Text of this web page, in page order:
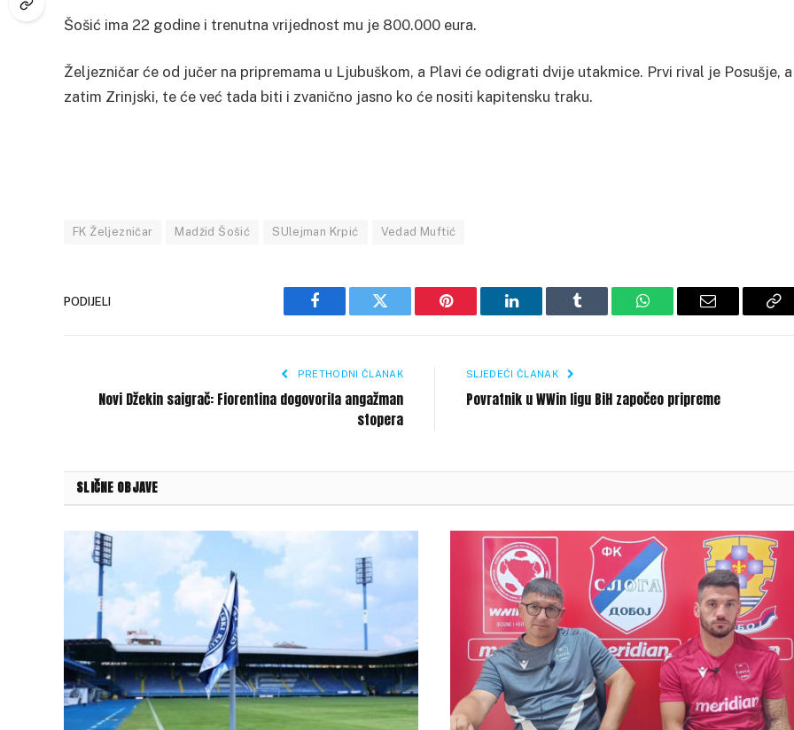
Šošić ima 22 godine i trenutna vrijednost mu je 800.000 eura.
Željezničar će od jučer na pripremama u Ljubuškom, a Plavi će odigrati dvije utakmice. Prvi rival je Posušje, a
zatim Zrinjski, te će već tada biti i zvanično jasno ko će nositi kapitensku traku.
FK Željezničar Madžid Šošić SUlejman Krpić Vedad Muftić
PODIJELI
Facebook Twitter Pinterest LinkedIn Tumblr WhatsAppEmail
PRETHODNI ČLANAK
Novi Džekin saigrač: Fiorentina dogovorila angažman
stopera
SLJEDEĆI ČLANAK
Povratnik u WWin ligu BiH započeo pripreme
SLIČNE OBJAVE